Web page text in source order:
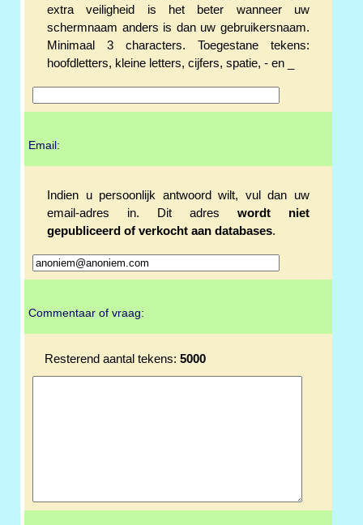
extra veiligheid is het beter wanneer uw
schermnaam anders is dan uw gebruikersnaam.
Minimaal 3 characters. Toegestane tekens:
hoofdletters, kleine letters, cijfers, spatie, - en _
Email:
Indien u persoonlijk antwoord wilt, vul dan uw
email-adres in. Dit adres wordt niet
gepubliceerd of verkocht aan databases.
Commentaar of vraag:
Resterend aantal tekens: 5000